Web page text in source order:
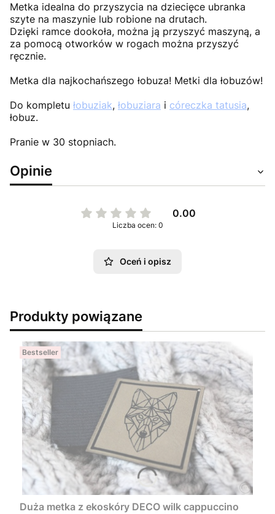
Metka idealna do przyszycia na dziecięce ubranka
szyte na maszynie lub robione na drutach.
Dzięki ramce dookoła, można ją przyszyć maszyną, a
za pomocą otworków w rogach można przyszyć
ręcznie.
Metka dla najkochańszego łobuza! Metki dla łobuzów!
Do kompletu łobuziak, łobuziara i córeczka tatusia,
łobuz.
Pranie w 30 stopniach.
Opinie
0.00
Liczba ocen: 0
Oceń i opisz
Produkty powiązane
Bestseller
Duża metka z ekoskóry DECO wilk cappuccino